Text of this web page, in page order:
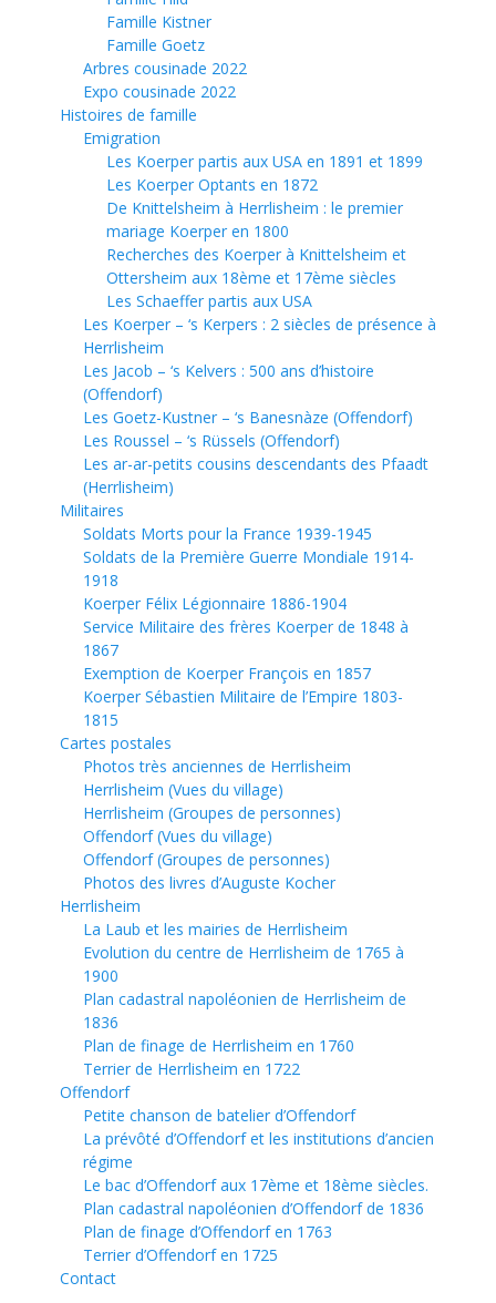
Famille Kistner
Famille Goetz
Arbres cousinade 2022
Expo cousinade 2022
Histoires de famille
Emigration
Les Koerper partis aux USA en 1891 et 1899
Les Koerper Optants en 1872
De Knittelsheim à Herrlisheim : le premier
mariage Koerper en 1800
Recherches des Koerper à Knittelsheim et
Ottersheim aux 18ème et 17ème siècles
Les Schaeffer partis aux USA
Les Koerper – ‘s Kerpers : 2 siècles de présence à
Herrlisheim
Les Jacob – ‘s Kelvers : 500 ans d’histoire
(Offendorf)
Les Goetz-Kustner – ‘s Banesnàze (Offendorf)
Les Roussel – ‘s Rüssels (Offendorf)
Les ar-ar-petits cousins descendants des Pfaadt
(Herrlisheim)
Militaires
Soldats Morts pour la France 1939-1945
Soldats de la Première Guerre Mondiale 1914-
1918
Koerper Félix Légionnaire 1886-1904
Service Militaire des frères Koerper de 1848 à
1867
Exemption de Koerper François en 1857
Koerper Sébastien Militaire de l’Empire 1803-
1815
Cartes postales
Photos très anciennes de Herrlisheim
Herrlisheim (Vues du village)
Herrlisheim (Groupes de personnes)
Offendorf (Vues du village)
Offendorf (Groupes de personnes)
Photos des livres d’Auguste Kocher
Herrlisheim
La Laub et les mairies de Herrlisheim
Evolution du centre de Herrlisheim de 1765 à
1900
Plan cadastral napoléonien de Herrlisheim de
1836
Plan de finage de Herrlisheim en 1760
Terrier de Herrlisheim en 1722
Offendorf
Petite chanson de batelier d’Offendorf
La prévôté d’Offendorf et les institutions d’ancien
régime
Le bac d’Offendorf aux 17ème et 18ème siècles.
Plan cadastral napoléonien d’Offendorf de 1836
Plan de finage d’Offendorf en 1763
Terrier d’Offendorf en 1725
Contact